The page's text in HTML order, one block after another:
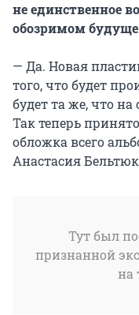
не единственное
обозримом
— Да. Новая
того, что будет
будет та же, что на
Так теперь
обложка всего
Анастасия
Тут был
признанной
на